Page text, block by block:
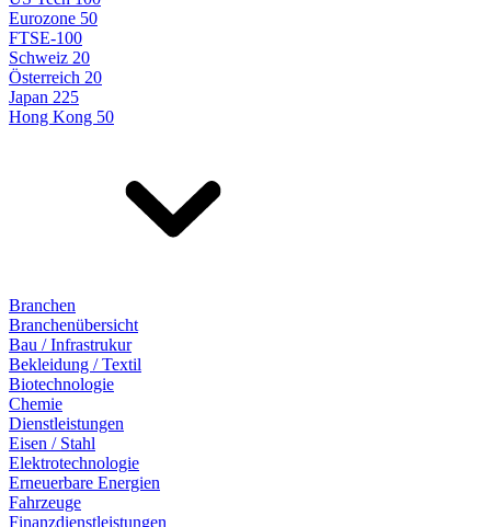
Eurozone 50
FTSE-100
Schweiz 20
Österreich 20
Japan 225
Hong Kong 50
Branchen
Branchenübersicht
Bau / Infrastrukur
Bekleidung / Textil
Biotechnologie
Chemie
Dienstleistungen
Eisen / Stahl
Elektrotechnologie
Erneuerbare Energien
Fahrzeuge
Finanzdienstleistungen